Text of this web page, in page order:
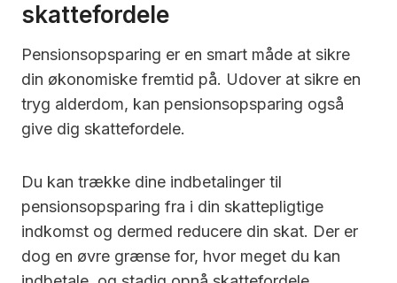
skattefordele
Pensionsopsparing er en smart måde at sikre
din økonomiske fremtid på. Udover at sikre en
tryg alderdom, kan pensionsopsparing også
give dig skattefordele.
Du kan trække dine indbetalinger til
pensionsopsparing fra i din skattepligtige
indkomst og dermed reducere din skat. Der er
dog en øvre grænse for, hvor meget du kan